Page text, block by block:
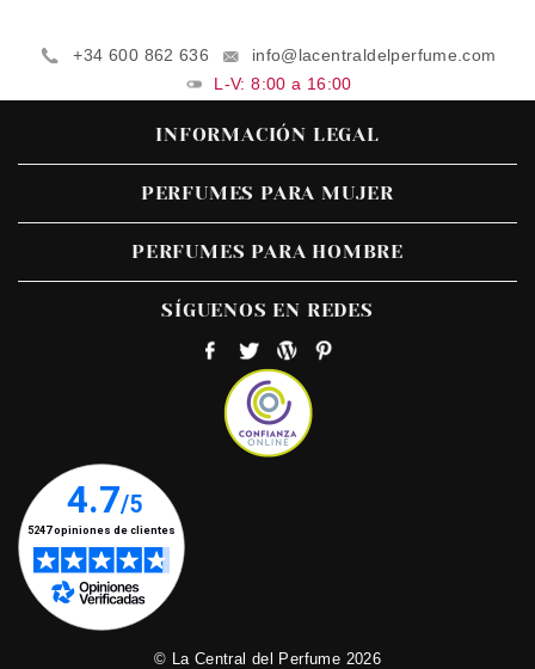
+34 600 862 636
info@lacentraldelperfume.com
L-V: 8:00 a 16:00
INFORMACIÓN LEGAL
PERFUMES PARA MUJER
PERFUMES PARA HOMBRE
SÍGUENOS EN REDES
© La Central del Perfume 2026